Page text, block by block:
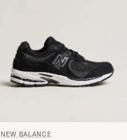
NEW BALANCE